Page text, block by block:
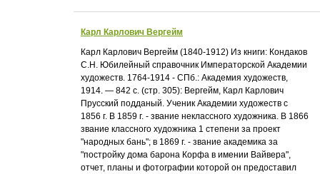
Карл Карлович Вергейм
Карл Карлович Вергейм (1840-1912) Из книги: Кондаков
С.Н. Юбилейный справочник Императорской Академии
художеств. 1764-1914 - СПб.: Академия художеств,
1914. — 842 с. (стр. 305): Вергейм, Карл Карлович
Прусский подданый. Ученик Академии художеств с
1856 г. В 1859 г. - звание неклассного художника. В 1866
звание классного художника 1 степени за проект
"народных бань"; в 1869 г. - звание академика за
"постройку дома барона Корфа в имении Вайвера",
отчет, планы и фотографии которой он предоставил